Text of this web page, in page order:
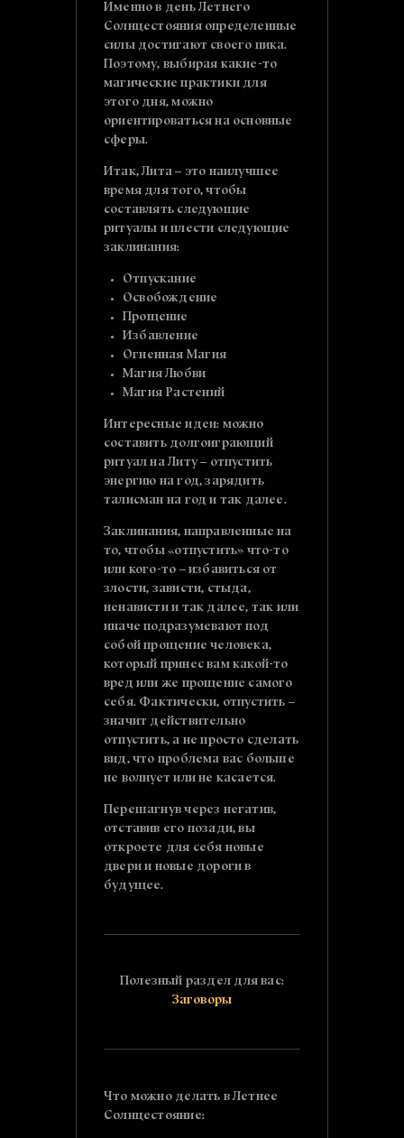
Именно в день Летнего
Солнцестояния определенные
силы достигают своего пика.
Поэтому, выбирая какие-то
магические практики для
этого дня, можно
ориентироваться на основные
сферы.
Итак, Лита – это наилучшее
время для того, чтобы
составлять следующие
ритуалы и плести следующие
заклинания:
Отпускание
Освобождение
Прощение
Избавление
Огненная Магия
Магия Любви
Магия Растений
Интересные идеи: можно
составить долгоиграющий
ритуал на Литу – отпустить
энергию на год, зарядить
талисман на год и так далее.
Заклинания, направленные на
то, чтобы «отпустить» что-то
или кого-то – избавиться от
злости, зависти, стыда,
ненависти и так далее, так или
иначе подразумевают под
собой прощение человека,
который принес вам какой-то
вред или же прощение самого
себя. Фактически, отпустить –
значит действительно
отпустить, а не просто сделать
вид, что проблема вас больше
не волнует или не касается.
Перешагнув через негатив,
отставив его позади, вы
откроете для себя новые
двери и новые дороги в
будущее.
Полезный раздел для вас:
Заговоры
Что можно делать в Летнее
Солнцестояние: